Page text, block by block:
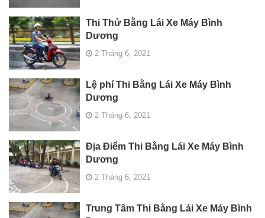
Thi Thử Bằng Lái Xe Máy Bình
Dương
2 Tháng 6, 2021
Lệ phí Thi Bằng Lái Xe Máy Bình
Dương
2 Tháng 6, 2021
Địa Điểm Thi Bằng Lái Xe Máy Bình
Dương
2 Tháng 6, 2021
Trung Tâm Thi Bằng Lái Xe Máy Bình